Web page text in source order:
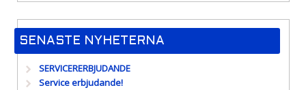
SENASTE NYHETERNA
SERVICERERBJUDANDE
Service erbjudande!